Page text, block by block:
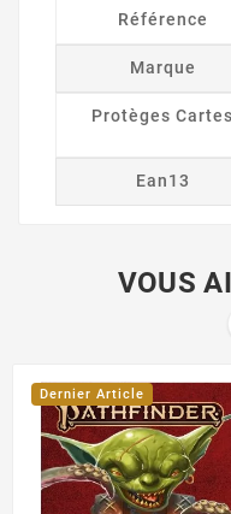
Référence
Marque
Protèges Cartes
Ean13
VOUS
Dernier Article